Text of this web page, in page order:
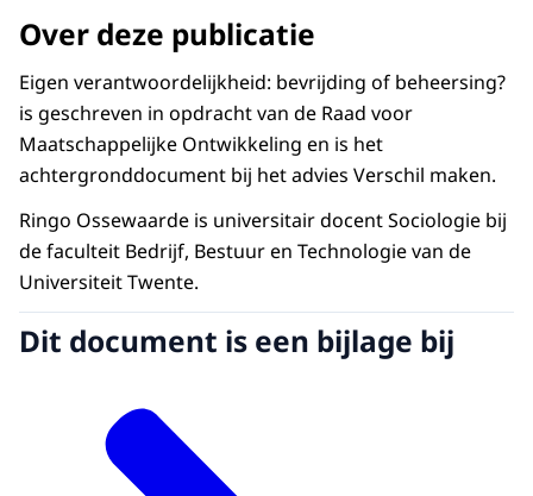
Over deze publicatie
Eigen verantwoordelijkheid: bevrijding of beheersing?
is geschreven in opdracht van de Raad voor
Maatschappelijke Ontwikkeling en is het
achtergronddocument bij het advies Verschil maken.
Ringo Ossewaarde is universitair docent Sociologie bij
de faculteit Bedrijf, Bestuur en Technologie van de
Universiteit Twente.
Dit document is een bijlage bij